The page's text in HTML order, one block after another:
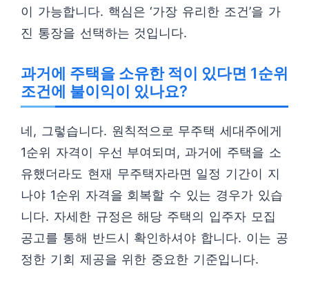
이 가능합니다. 핵심은 ‘가장 유리한 조건’을 가
진 통장을 선택하는 것입니다.
과거에 주택을 소유한 적이 있다면 1순위
조건에 불이익이 있나요?
네, 그렇습니다. 원칙적으로 무주택 세대주에게
1순위 자격이 우선 부여되며, 과거에 주택을 소
유했더라도 현재 무주택자라면 일정 기간이 지
나야 1순위 자격을 회복할 수 있는 경우가 있습
니다. 자세한 규정은 해당 주택의 입주자 모집
공고를 통해 반드시 확인하셔야 합니다. 이는 공
정한 기회 제공을 위한 중요한 기준입니다.